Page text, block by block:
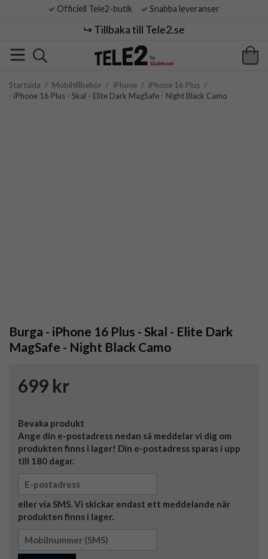
Officiell Tele2-butik Snabba leveranser
↪️ Tillbaka till Tele2.se
Startsida / Mobiltillbehör / iPhone / iPhone 16 Plus /
- iPhone 16 Plus - Skal - Elite Dark MagSafe - Night Black Camo
Burga - iPhone 16 Plus - Skal - Elite Dark
MagSafe - Night Black Camo
699 kr
Bevaka produkt
Ange din e-postadress nedan så meddelar vi dig om
produkten finns i lager! Din e-postadress sparas i upp
till 180 dagar.
eller via SMS. Vi skickar endast ett meddelande när
produkten finns i lager.